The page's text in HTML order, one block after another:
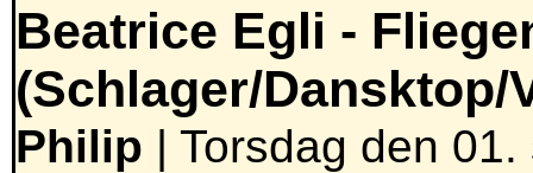
Beatrice Egli -
(Schlager/Dansktop/
Philip | Torsdag den